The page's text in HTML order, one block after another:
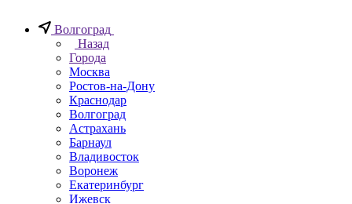
Волгоград
Назад
Города
Москва
Ростов-на-Дону
Краснодар
Волгоград
Астрахань
Барнаул
Владивосток
Воронеж
Екатеринбург
Ижевск